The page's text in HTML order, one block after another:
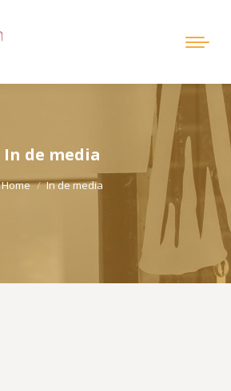
In de media
Home In de media